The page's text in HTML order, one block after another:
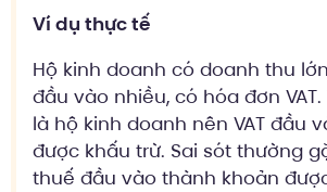
Ví dụ thực tế
Hộ kinh doanh có doanh thu
đầu vào nhiều, có hóa đơn
là hộ kinh doanh nên VAT đầu
được khấu trừ. Sai sót thường
thuế đầu vào thành khoản